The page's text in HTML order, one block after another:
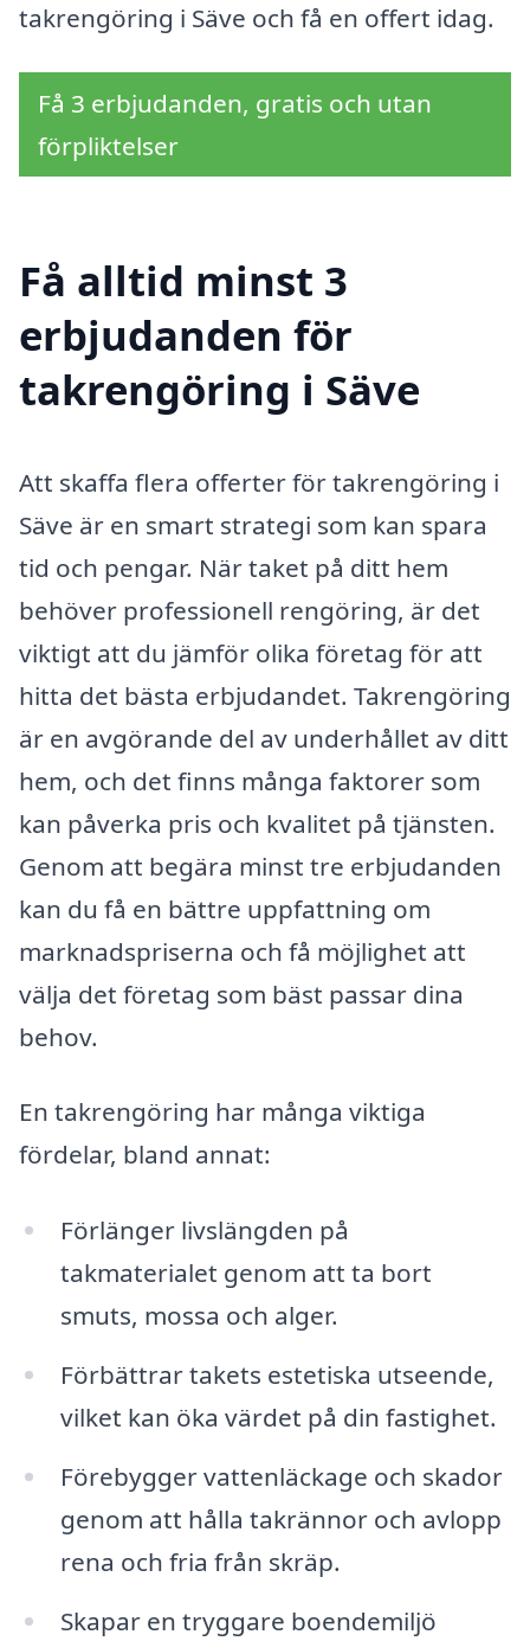
takrengöring i Säve och få en offert idag.
Få 3 erbjudanden, gratis och utan
förpliktelser
Få alltid minst 3
erbjudanden för
takrengöring i Säve
Att skaffa flera offerter för takrengöring i
Säve är en smart strategi som kan spara
tid och pengar. När taket på ditt hem
behöver professionell rengöring, är det
viktigt att du jämför olika företag för att
hitta det bästa erbjudandet. Takrengöring
är en avgörande del av underhållet av ditt
hem, och det finns många faktorer som
kan påverka pris och kvalitet på tjänsten.
Genom att begära minst tre erbjudanden
kan du få en bättre uppfattning om
marknadspriserna och få möjlighet att
välja det företag som bäst passar dina
behov.
En takrengöring har många viktiga
fördelar, bland annat:
Förlänger livslängden på
takmaterialet genom att ta bort
smuts, mossa och alger.
Förbättrar takets estetiska utseende,
vilket kan öka värdet på din fastighet.
Förebygger vattenläckage och skador
genom att hålla takrännor och avlopp
rena och fria från skräp.
Skapar en tryggare boendemiljö